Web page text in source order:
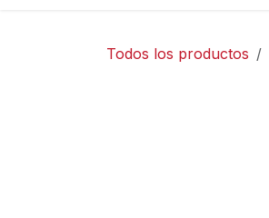
Todos los productos